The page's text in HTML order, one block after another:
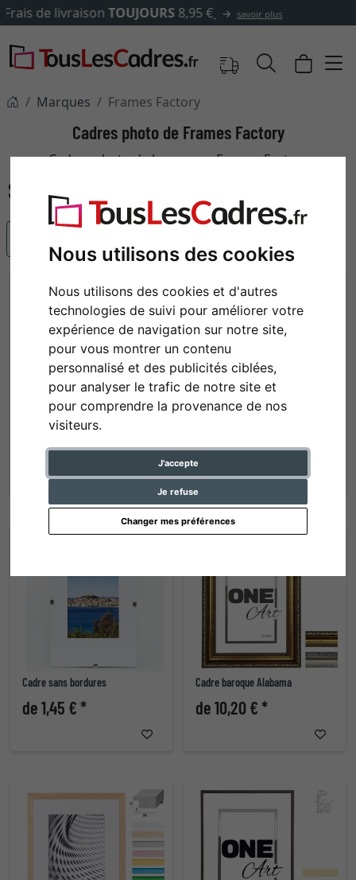
Nous utilisons des cookies
Nous utilisons des cookies et d'autres
technologies de suivi pour améliorer votre
expérience de navigation sur notre site,
pour vous montrer un contenu
personnalisé et des publicités ciblées,
pour analyser le trafic de notre site et
pour comprendre la provenance de nos
visiteurs.
J'accepte
Je refuse
Changer mes préférences
✓500 000 articles au choix
Marques Frames Factory
Cadres photo de Frames Factory
Cadres photo de la marque Frames Factory
Cadre en bois Hekla (MDF)
de 4,20 € * de 6,20 € *
Cadre sans bordures
de 1,45 € *
Cadre baroque Alabama
de 10,20 € *